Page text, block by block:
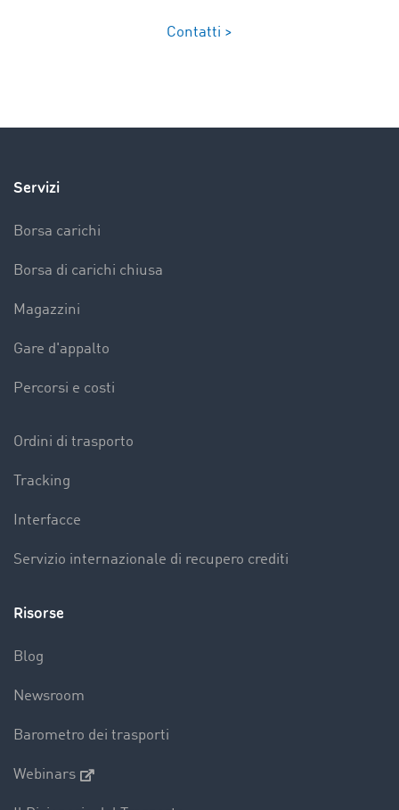
Contatti >
Servizi
Borsa carichi
Borsa di carichi chiusa
Magazzini
Gare d'appalto
Percorsi e costi
Ordini di trasporto
Tracking
Interfacce
Servizio internazionale di recupero crediti
Risorse
Blog
Newsroom
Barometro dei trasporti
Webinars